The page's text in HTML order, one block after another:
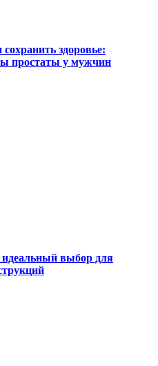
здоровье:
простаты у мужчин
выбор для